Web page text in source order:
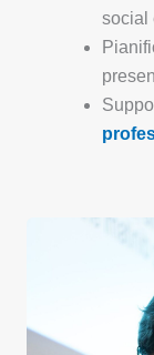
social